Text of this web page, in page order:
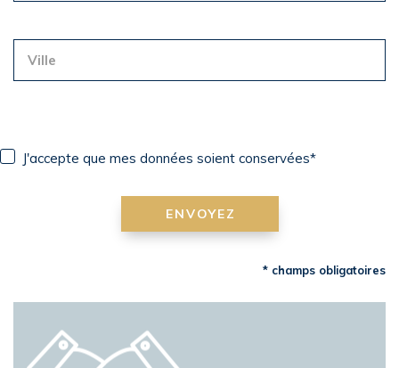
J'accepte que mes données soient conservées*
ENVOYEZ
* champs obligatoires